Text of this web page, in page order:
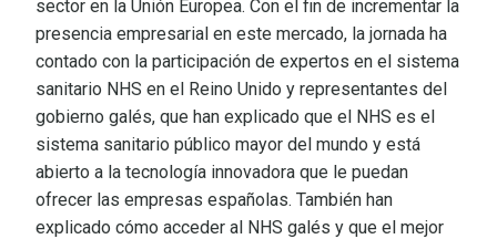
sector en la Unión Europea. Con el fin de incrementar la
presencia empresarial en este mercado, la jornada ha
contado con la participación de expertos en el sistema
sanitario NHS en el Reino Unido y representantes del
gobierno galés, que han explicado que el NHS es el
sistema sanitario público mayor del mundo y está
abierto a la tecnología innovadora que le puedan
ofrecer las empresas españolas. También han
explicado cómo acceder al NHS galés y que el mejor